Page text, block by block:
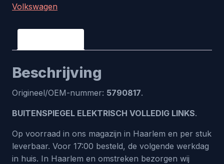
-
nr.
Volkswagen
Beschrijving
Origineel/OEM-nummer: 5790817.
BUITENSPIEGEL ELEKTRISCH VOLLEDIG LINKS.
Op voorraad in ons magazijn in Haarlem en per stuk
leverbaar. Voor 17:00 besteld, de volgende werkdag
in huis. In Haarlem en omstreken bezorgen wij